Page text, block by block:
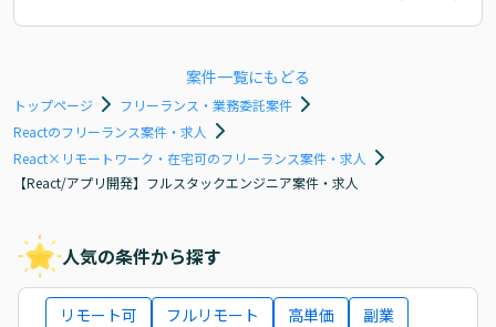
案件一覧にもどる
トップページ
フリーランス・業務委託案件
Reactのフリーランス案件・求人
React×リモートワーク・在宅可のフリーランス案件・求人
【React/アプリ開発】フルスタックエンジニア案件・求人
人気の条件から探す
リモート可 フルリモート 高単価
副業